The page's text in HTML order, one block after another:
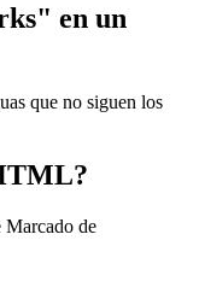
en un
que no siguen los
de